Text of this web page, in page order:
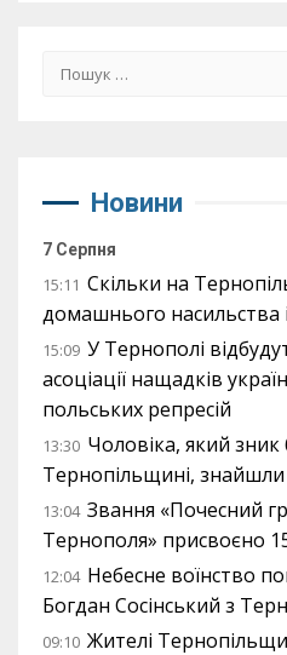
Пошук:
Новини
7 Серпня
15:11 Скільки на
домашнього насильства
15:09 У Тернополі
асоціації нащадків
польських репресій
13:30 Чоловіка, який зник
Тернопільщині,
13:04 Звання «Почесний
Тернополя» присвоєно
12:04 Небесне воїнство
Богдан Сосінський з
09:10 Жителі